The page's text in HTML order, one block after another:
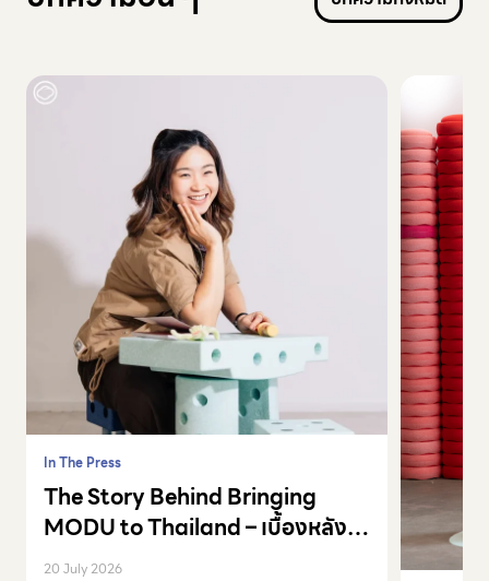
In The Press
The Story Behind Bringing
MODU to Thailand – เบื้องหลัง
การพา MODU มาเมืองไทย
20 July 2026